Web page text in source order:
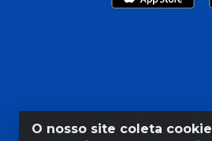
O nosso site coleta